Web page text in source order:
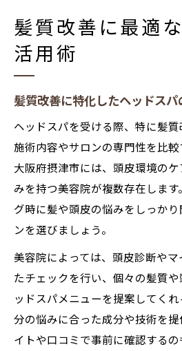
髪質改善に最適
活用術
髪質改善に特化したヘッドスパ
ヘッドスパを受ける際、特に髪質
施術内容やサロンの専門性を比較
大阪府摂津市には、頭皮環境の
みを持つ美容院が複数存在しま
グ時に髪や頭皮の悩みをしっか
ンを選びましょう。
美容院によっては、頭皮診断や
たチェックを行い、個々の髪質
ッドスパメニューを提案してく
分の悩みに合った成分や技術を
イトや口コミで事前に確認するの